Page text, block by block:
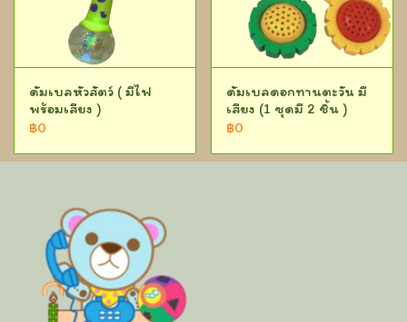
ดัมเบลหัวสัตว์ ( มีไฟ
พร้อมเสียง )
฿0
ดัมเบลดอกทานตะวัน มี
เสียง (1 ชุดมี 2 ชิ้น )
฿0